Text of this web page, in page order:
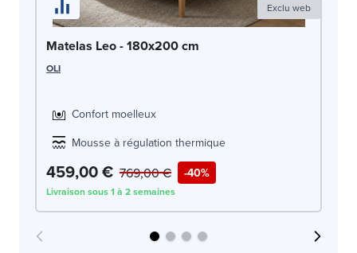
Exclu web
Matelas Leo - 180x200 cm
OLI
Confort moelleux
Mousse à régulation thermique
459,00 € -40%
769,00 €
Livraison sous 1 à 2 semaines